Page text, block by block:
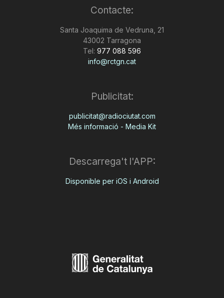
Contacte:
Santa Joaquima de Vedruna, 21
43002 Tarragona
Tel: 977 088 596
info@rctgn.cat
Publicitat:
publicitat@radiociutat.com
Més informació - Media Kit
Descarrega't l'APP:
Disponible per iOS i Android